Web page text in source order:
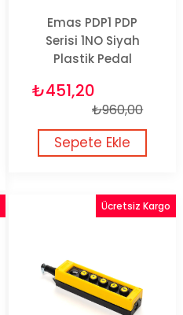
Emas PDP1 PDP
Serisi 1NO Siyah
Plastik Pedal
₺451,20
₺960,00
Sepete Ekle
Ücretsiz Kargo